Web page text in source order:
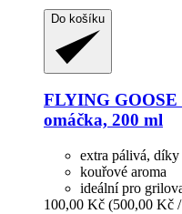
Do košíku
FLYING GOOSE
omáčka, 200 ml
extra pálivá,
kouřové aroma
ideální pro
100,00 Kč (500,00 Kč